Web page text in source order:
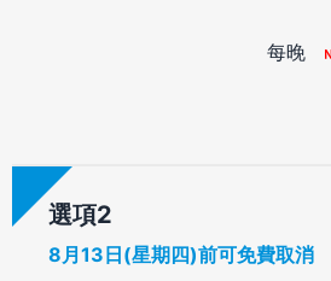
每晚
選項
8月13日(星期四)前可免費取消